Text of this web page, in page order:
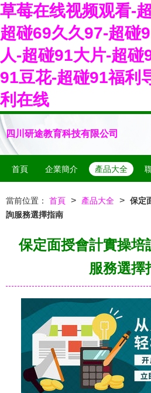
草莓在线视频观看-
超碰69久久97-超碰
人-超碰91大片-超碰
91豆花-超碰91福利
利在线
四川研途教育科技有限公司
首頁 企業簡介 產品大全
當前位置： 首頁 > 產品大全 > 保定
詢服務選擇指南
保定面授會計實操培
服務選擇